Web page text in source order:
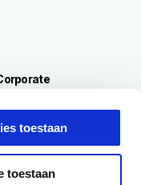
toestaan
toestaan
Piaggio Museum